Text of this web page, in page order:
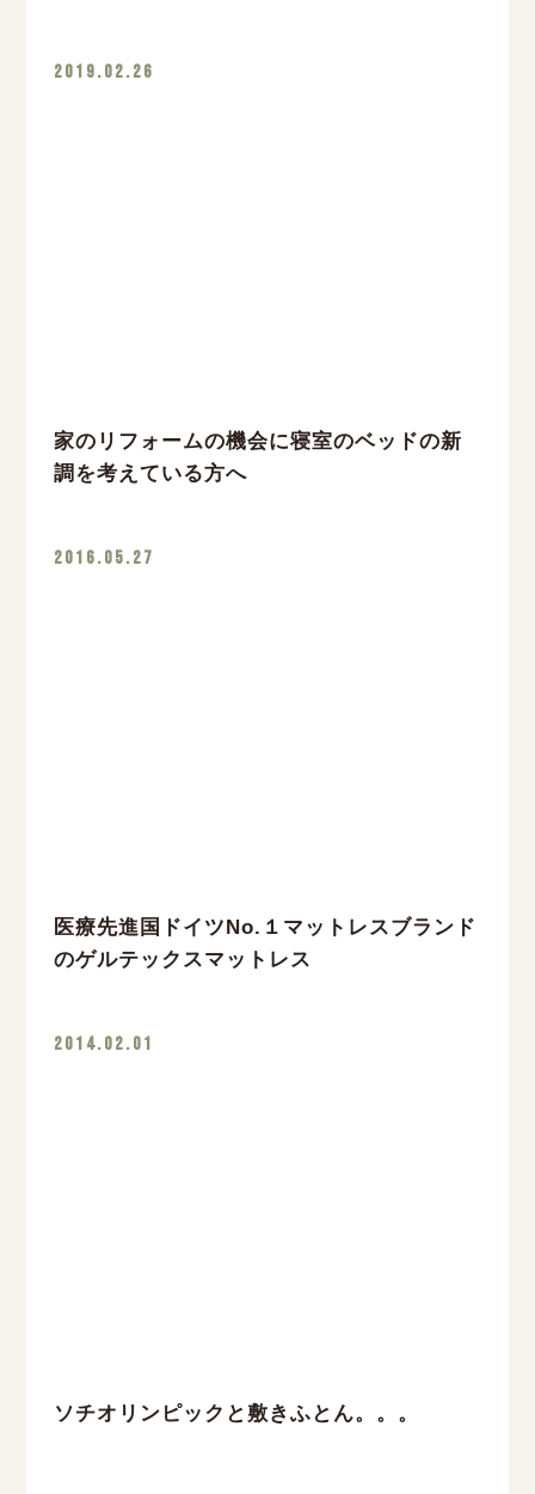
2019.02.26
家のリフォームの機会に寝室のベッドの新
調を考えている方へ
2016.05.27
医療先進国ドイツNo.１マットレスブランド
のゲルテックスマットレス
2014.02.01
ソチオリンピックと敷きふとん。。。